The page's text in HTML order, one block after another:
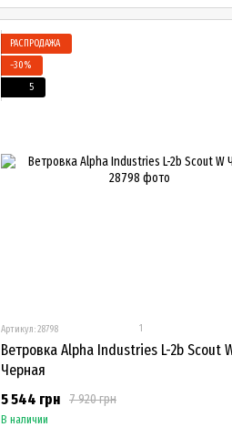
РАСПРОДАЖА
−30%
5
Артикул: 28798 1
Ветровка Alpha Industries L-2b Scout
Черная
7 920 грн
5 544 грн
В наличии